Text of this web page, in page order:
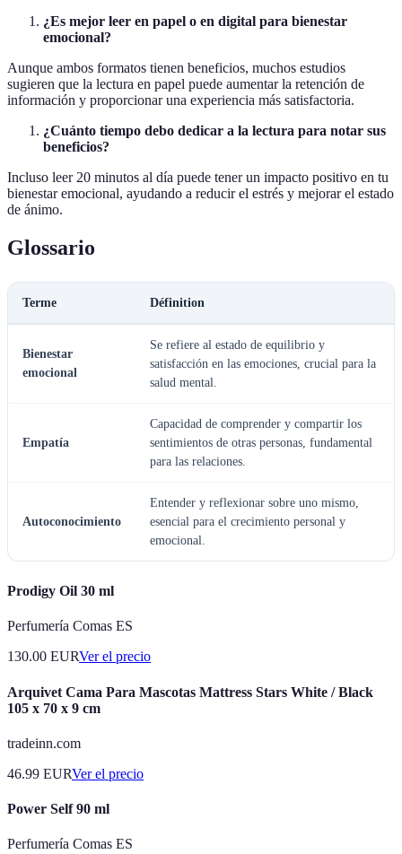
¿Es mejor leer en papel o en digital para bienestar
emocional?
Aunque ambos formatos tienen beneficios, muchos estudios
sugieren que la lectura en papel puede aumentar la retención de
información y proporcionar una experiencia más satisfactoria.
¿Cuánto tiempo debo dedicar a la lectura para notar sus
beneficios?
Incluso leer 20 minutos al día puede tener un impacto positivo en tu
bienestar emocional, ayudando a reducir el estrés y mejorar el estado
de ánimo.
Glossario
Terme Définition
Bienestar
emocional
Se refiere al estado de equilibrio y
satisfacción en las emociones, crucial para la
salud mental.
Empatía
Capacidad de comprender y compartir los
sentimientos de otras personas, fundamental
para las relaciones.
Autoconocimiento
Entender y reflexionar sobre uno mismo,
esencial para el crecimiento personal y
emocional.
Prodigy Oil 30 ml
Perfumería Comas ES
130.00 EURVer el precio
Arquivet Cama Para Mascotas Mattress Stars White / Black
105 x 70 x 9 cm
tradeinn.com
46.99 EURVer el precio
Power Self 90 ml
Perfumería Comas ES